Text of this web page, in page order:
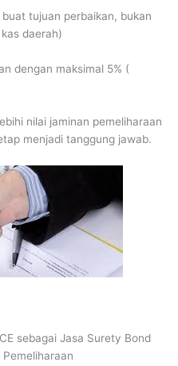
tujuan perbaikan, bukan
daerah)
dengan maksimal 5% (
nilai jaminan pemeliharaan
menjadi tanggung jawab.
sebagai Jasa Surety Bond